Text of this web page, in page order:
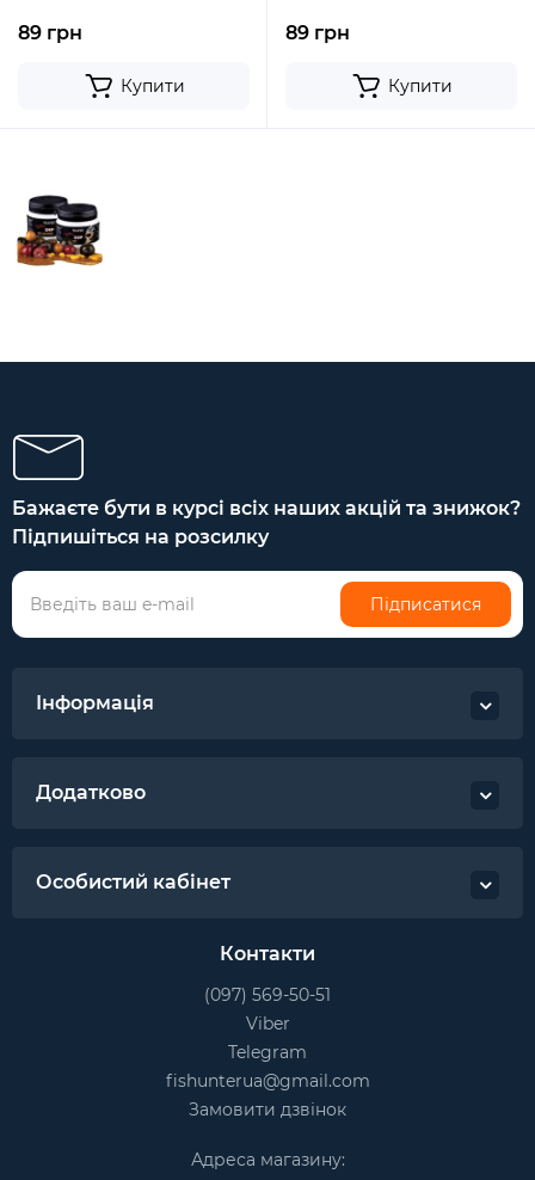
89 грн
Купити
89 грн
Купити
Бажаєте бути в курсі всіх наших акцій та знижок?
Підпишіться на розсилку
Підписатися
Інформація
Додатково
Особистий кабінет
Контакти
(097) 569-50-51
Viber
Telegram
fishunterua@gmail.com
Замовити дзвінок
Адреса магазину: